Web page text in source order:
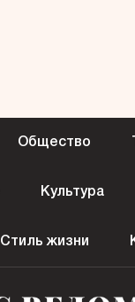
Общество
Культура
Стиль жизни